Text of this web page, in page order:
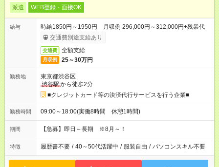
派遣 WEB登録・面接OK
給与
時給1850円～1950円 月収例 296,000円～312,000円+残業代
交通費別途支給あり
交通費 全額支給
月収例 25～30万円
勤務地
東京都渋谷区
渋谷駅から徒歩2分
■クレジットカード等の決済代行サービスを行う企業■
勤務時間 09:00～18:00(実働8時間 休憩1時間)
期間 【急募】即日～長期 ※8月～！
特徴 履歴書不要 / 40～50代活躍中 / 服装自由 / パソコンスキル不要